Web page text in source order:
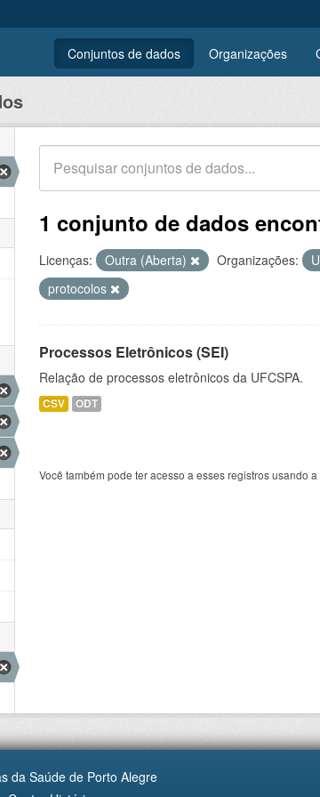
Conjuntos de dados Organizações
1 conjunto de dados
Licenças: Outra (Aberta) Organizações:
protocolos
Processos Eletrônicos (SEI)
Relação de processos eletrônicos da UFCSPA.
CSV ODT
Você também pode ter acesso a esses registros usando a
da Saúde de Porto Alegre